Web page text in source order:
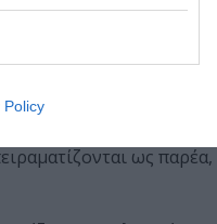
Policy
αλλά και κάθε κομμάτι
ως παρέα,